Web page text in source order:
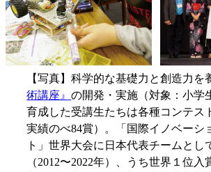
【写真】科学的な基礎力と創造力を
術講座』の開発・実施（対象：小学
育成した受講生たちは各種コンテス
実績のべ84賞）。「国際イノベーシ
ト」世界大会に日本代表チームとし
（2012〜2022年）、うち世界１位入